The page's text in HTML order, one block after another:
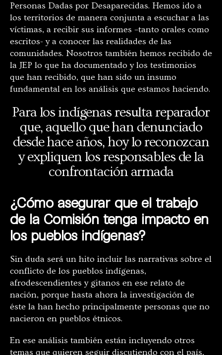
Personas Dadas por Desaparecidas. Hemos ido a
los territorios de manera conjunta a escuchar a las
víctimas, a recibir sus informes –tanto orales como
escritos- y a conocer las realidades de las
comunidades. Nosotros también hemos recibido de
la JEP lo que ha documentado y los testimonios
que han recibido, que han sido un insumo
fundamental en los análisis que estamos haciendo.
Para los indígenas resulta reparador
que, aquello que han denunciado
desde hace años, hoy lo reconozcan
y expliquen los responsables de la
confrontación armada
¿Cómo asegurar que el trabajo
de la Comisión tenga impacto en
los pueblos indígenas?
Sin duda será un hito incluir las narrativas sobre el
conflicto de los pueblos indígenas,
afrodescendientes y gitanos en ese relato de
nación, porque hasta ahora la investigación de
éste la han hecho principalmente personas que no
nacieron en pueblos étnicos.
En ese análisis también están incluyendo otros
temas que quieren seguir discutiendo con el país,